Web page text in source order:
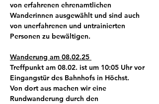
von erfahrenen ehrenamtlichen
Wanderinnen ausgewählt und sind auch
von unerfahrenen und untrainierten
Personen zu bewältigen.
Wanderung am 08.02.25
Treffpunkt am 08.02. ist um 10:05 Uhr vor
Eingangstür des Bahnhofs in Höchst.
Von dort aus machen wir eine
Rundwanderung durch den